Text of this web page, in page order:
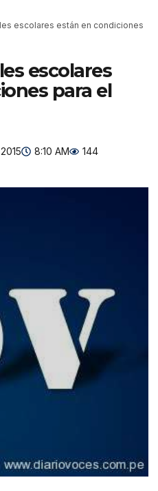
escolares están en condiciones
escolares
para el
8:10 AM 144